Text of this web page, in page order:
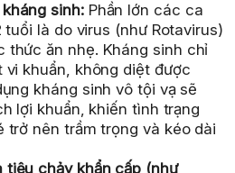
sinh:Phần lớn các ca
là do virus (như Rotavirus)
thức ăn nhẹ. Kháng sinh chỉ
khuẩn, không diệt được
kháng sinh vô tội vạ sẽ
lợi khuẩn, khiến tình trạng
trở nên trầm trọng và kéo dài
tiêu chảy khẩn cấp (như